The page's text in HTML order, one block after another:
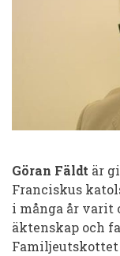
Göran Fäldt är
Franciskus
i många år varit
äktenskap och
Familjeutskottet